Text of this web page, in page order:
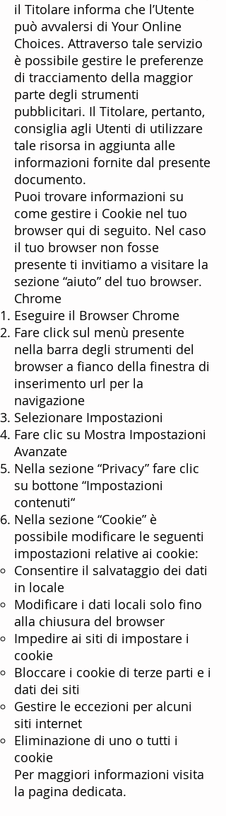
il Titolare informa che l’Utente
può avvalersi di Your Online
Choices. Attraverso tale servizio
è possibile gestire le preferenze
di tracciamento della maggior
parte degli strumenti
pubblicitari. Il Titolare, pertanto,
consiglia agli Utenti di utilizzare
tale risorsa in aggiunta alle
informazioni fornite dal presente
documento.
Puoi trovare informazioni su
come gestire i Cookie nel tuo
browser qui di seguito. Nel caso
il tuo browser non fosse
presente ti invitiamo a visitare la
sezione “aiuto” del tuo browser.
Chrome
Eseguire il Browser Chrome
Fare click sul menù presente
nella barra degli strumenti del
browser a fianco della finestra di
inserimento url per la
navigazione
Selezionare Impostazioni
Fare clic su Mostra Impostazioni
Avanzate
Nella sezione “Privacy” fare clic
su bottone “Impostazioni
contenuti“
Nella sezione “Cookie” è
possibile modificare le seguenti
impostazioni relative ai cookie:
Consentire il salvataggio dei dati
in locale
Modificare i dati locali solo fino
alla chiusura del browser
Impedire ai siti di impostare i
cookie
Bloccare i cookie di terze parti e i
dati dei siti
Gestire le eccezioni per alcuni
siti internet
Eliminazione di uno o tutti i
cookie
Per maggiori informazioni visita
la pagina dedicata.